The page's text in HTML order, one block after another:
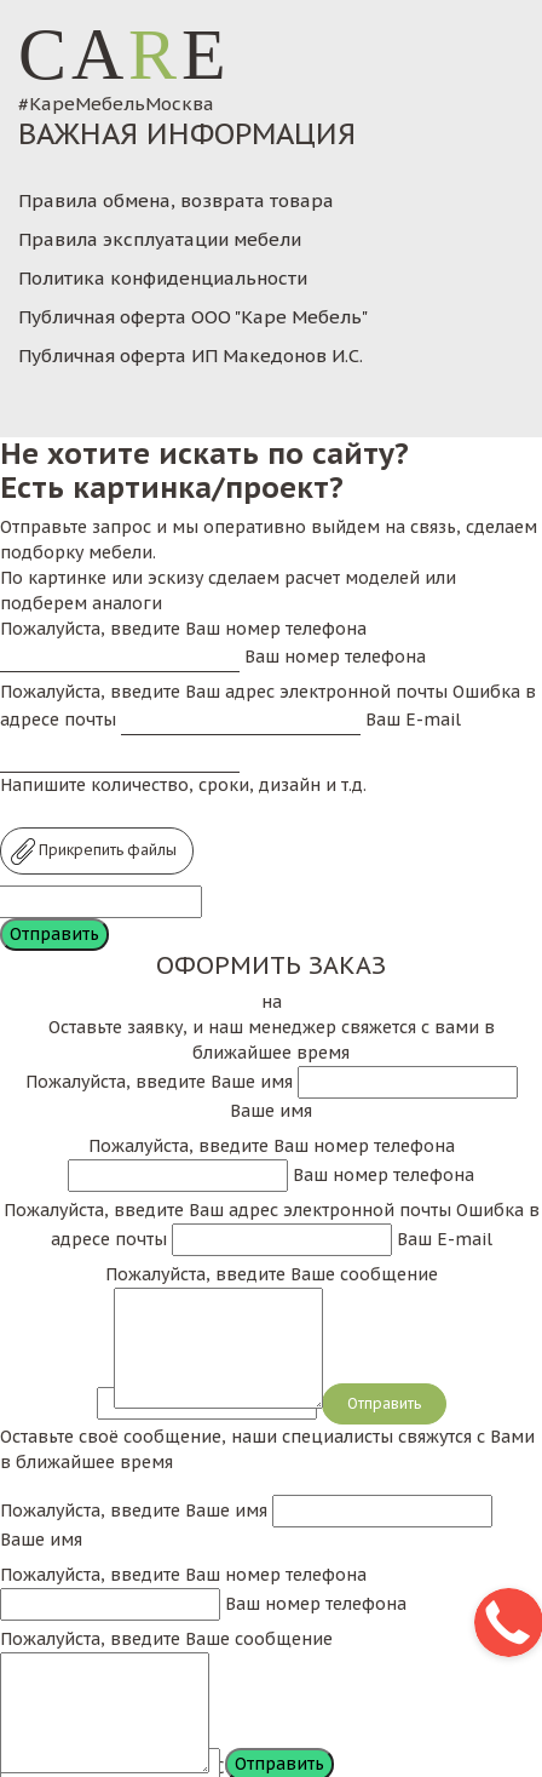
CARE
#КареМебельМосква
ВАЖНАЯ ИНФОРМАЦИЯ
Правила обмена, возврата товара
Правила эксплуатации мебели
Политика конфиденциальности
Публичная оферта ООО "Каре Мебель"
Публичная оферта ИП Македонов И.С.
Не хотите искать по сайту?
Есть картинка/проект?
Отправьте запрос и мы оперативно выйдем на связь, сделаем
подборку мебели.
По картинке или эскизу сделаем расчет моделей или
подберем аналоги
Пожалуйста, введите Ваш номер телефона
Ваш номер телефона
Пожалуйста, введите Ваш адрес электронной почты Ошибка в
адресе почты
Ваш E-mail
Напишите количество, сроки, дизайн и т.д.
Прикрепить файлы
ОФОРМИТЬ ЗАКАЗ
на
Оставьте заявку, и наш менеджер свяжется с вами в
ближайшее время
Пожалуйста, введите Ваше имя
Ваше имя
Пожалуйста, введите Ваш номер телефона
Ваш номер телефона
Пожалуйста, введите Ваш адрес электронной почты Ошибка в
адресе почты
Ваш E-mail
Пожалуйста, введите Ваше сообщение
Сообщение
Оставьте своё сообщение, наши специалисты свяжутся с Вами
в ближайшее время
Пожалуйста, введите Ваше имя
Ваше имя
Пожалуйста, введите Ваш номер телефона
Ваш номер телефона
Пожалуйста, введите Ваше сообщение
Сообщение